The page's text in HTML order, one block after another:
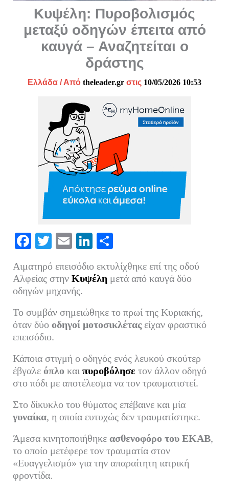
Κυψέλη: Πυροβολισμός
μεταξύ οδηγών έπειτα από
καυγά – Αναζητείται ο
δράστης
Ελλάδα / Από theleader.gr στις 10/05/2026 10:53
Fa
bo
ok
T
tte
r
E
ail
Li
ed
In
ρ
στ
εί
Αιματηρό επεισόδιο εκτυλίχθηκε επί της οδού
Αλφείας στην Κυψέλημετά από καυγά δύο
οδηγών μηχανής.
Το συμβάν σημειώθηκε το πρωί της Κυριακής,
όταν δύο οδηγοί μοτοσικλέτας είχαν φραστικό
επεισόδιο.
Κάποια στιγμή ο οδηγός ενός λευκού σκούτερ
έβγαλε όπλο και πυροβόλησετον άλλον οδηγό
στο πόδι με αποτέλεσμα να τον τραυματιστεί.
Στο δίκυκλο του θύματος επέβαινε και μία
γυναίκα, η οποία ευτυχώς δεν τραυματίστηκε.
Άμεσα κινητοποιήθηκε ασθενοφόρο του ΕΚΑΒ,
το οποίο μετέφερε τον τραυματία στον
«Ευαγγελισμό» για την απαραίτητη ιατρική
φροντίδα.